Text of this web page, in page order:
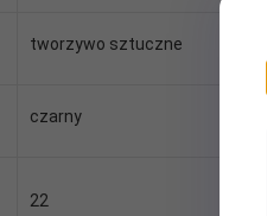
tworzywo sztuczne
czarny
22